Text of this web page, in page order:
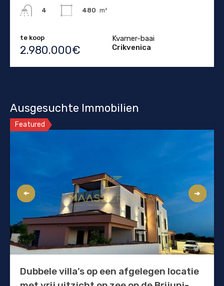
4
480 m²
te koop
2.980.000€
Kvarner-baai
Crikvenica
Ausgesuchte Immobilien
Featured
Dubbele villa’s op een afgelegen locatie